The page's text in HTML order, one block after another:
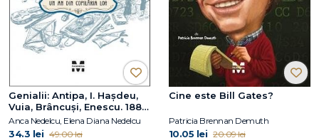
Genialii: Antipa, I. Hașdeu,
Vuia, Brâncuși, Enescu. 1886
– Un an din copilăria lor
Anca Nedelcu, Elena Diana Nedelcu
34.3 lei 49.00 lei
Cine este Bill Gates?
Patricia Brennan Demuth
10.05 lei 20.09 lei